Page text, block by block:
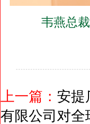
韦燕总
上一篇： 安提
有限公司对全